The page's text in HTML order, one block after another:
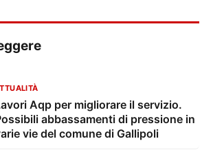
Aqp per migliorare il servizio.
abbassamenti di pressione in
vie del comune di Gallipoli